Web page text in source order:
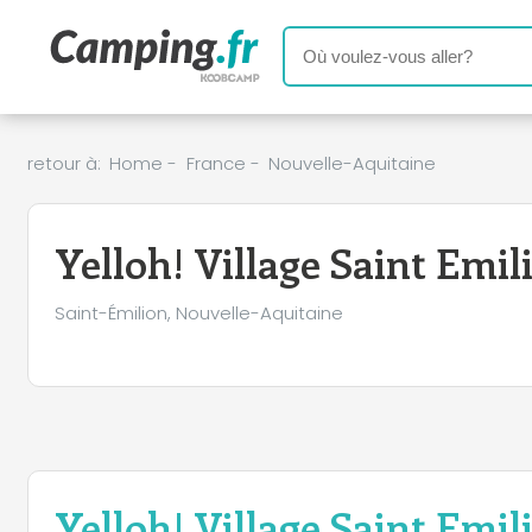
retour à: Home - France - Nouvelle-Aquitaine
Yelloh! Village Saint
Saint-Émilion, Nouvelle-Aquitaine